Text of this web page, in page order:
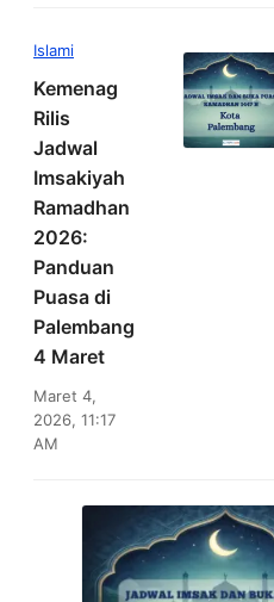
Islami
Kemenag
Rilis
Jadwal
Imsakiyah
Ramadhan
2026:
Panduan
Puasa di
Palembang
4 Maret
Maret 4,
2026, 11:17
AM